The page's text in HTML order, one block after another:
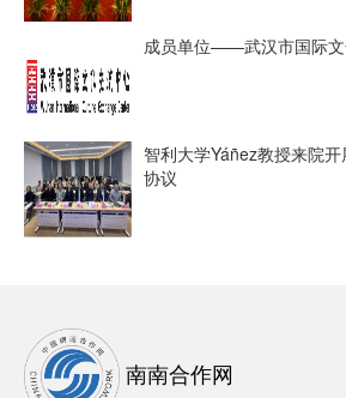
成员单位——武汉市国际文
智利大学Yáñez教授来院
协议
南南合作网